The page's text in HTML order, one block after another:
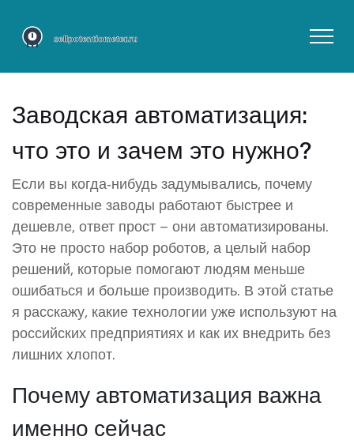
Заводская автоматизация:
что это и зачем это нужно?
Если вы когда‑нибудь задумывались, почему
современные заводы работают быстрее и
дешевле, ответ прост – они автоматизированы.
Это не просто набор роботов, а целый набор
решений, которые помогают людям меньше
ошибаться и больше производить. В этой статье
я расскажу, какие технологии уже используют на
российских предприятиях и как их внедрить без
лишних хлопот.
Почему автоматизация важна
именно сейчас